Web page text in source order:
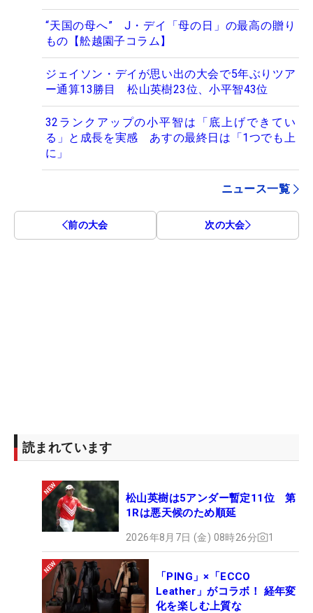
“天国の母へ” J・デイ「母の日」の最高の贈り
もの【舩越園子コラム】
ジェイソン・デイが思い出の大会で5年ぶりツア
ー通算13勝目 松山英樹23位、小平智43位
32ランクアップの小平智は「底上げできてい
る」と成長を実感 あすの最終日は「1つでも上
に」
ニュース一覧
前の大会 次の大会
読まれています
松山英樹は5アンダー暫定11位 第
1Rは悪天候のため順延
2026年8月7日 (金) 08時26分 1
「PING」×「ECCO
Leather」がコラボ！ 経年変
化を楽しむ上質な